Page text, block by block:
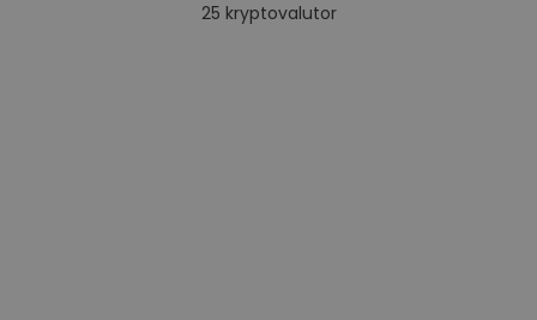
25 kryptovalutor